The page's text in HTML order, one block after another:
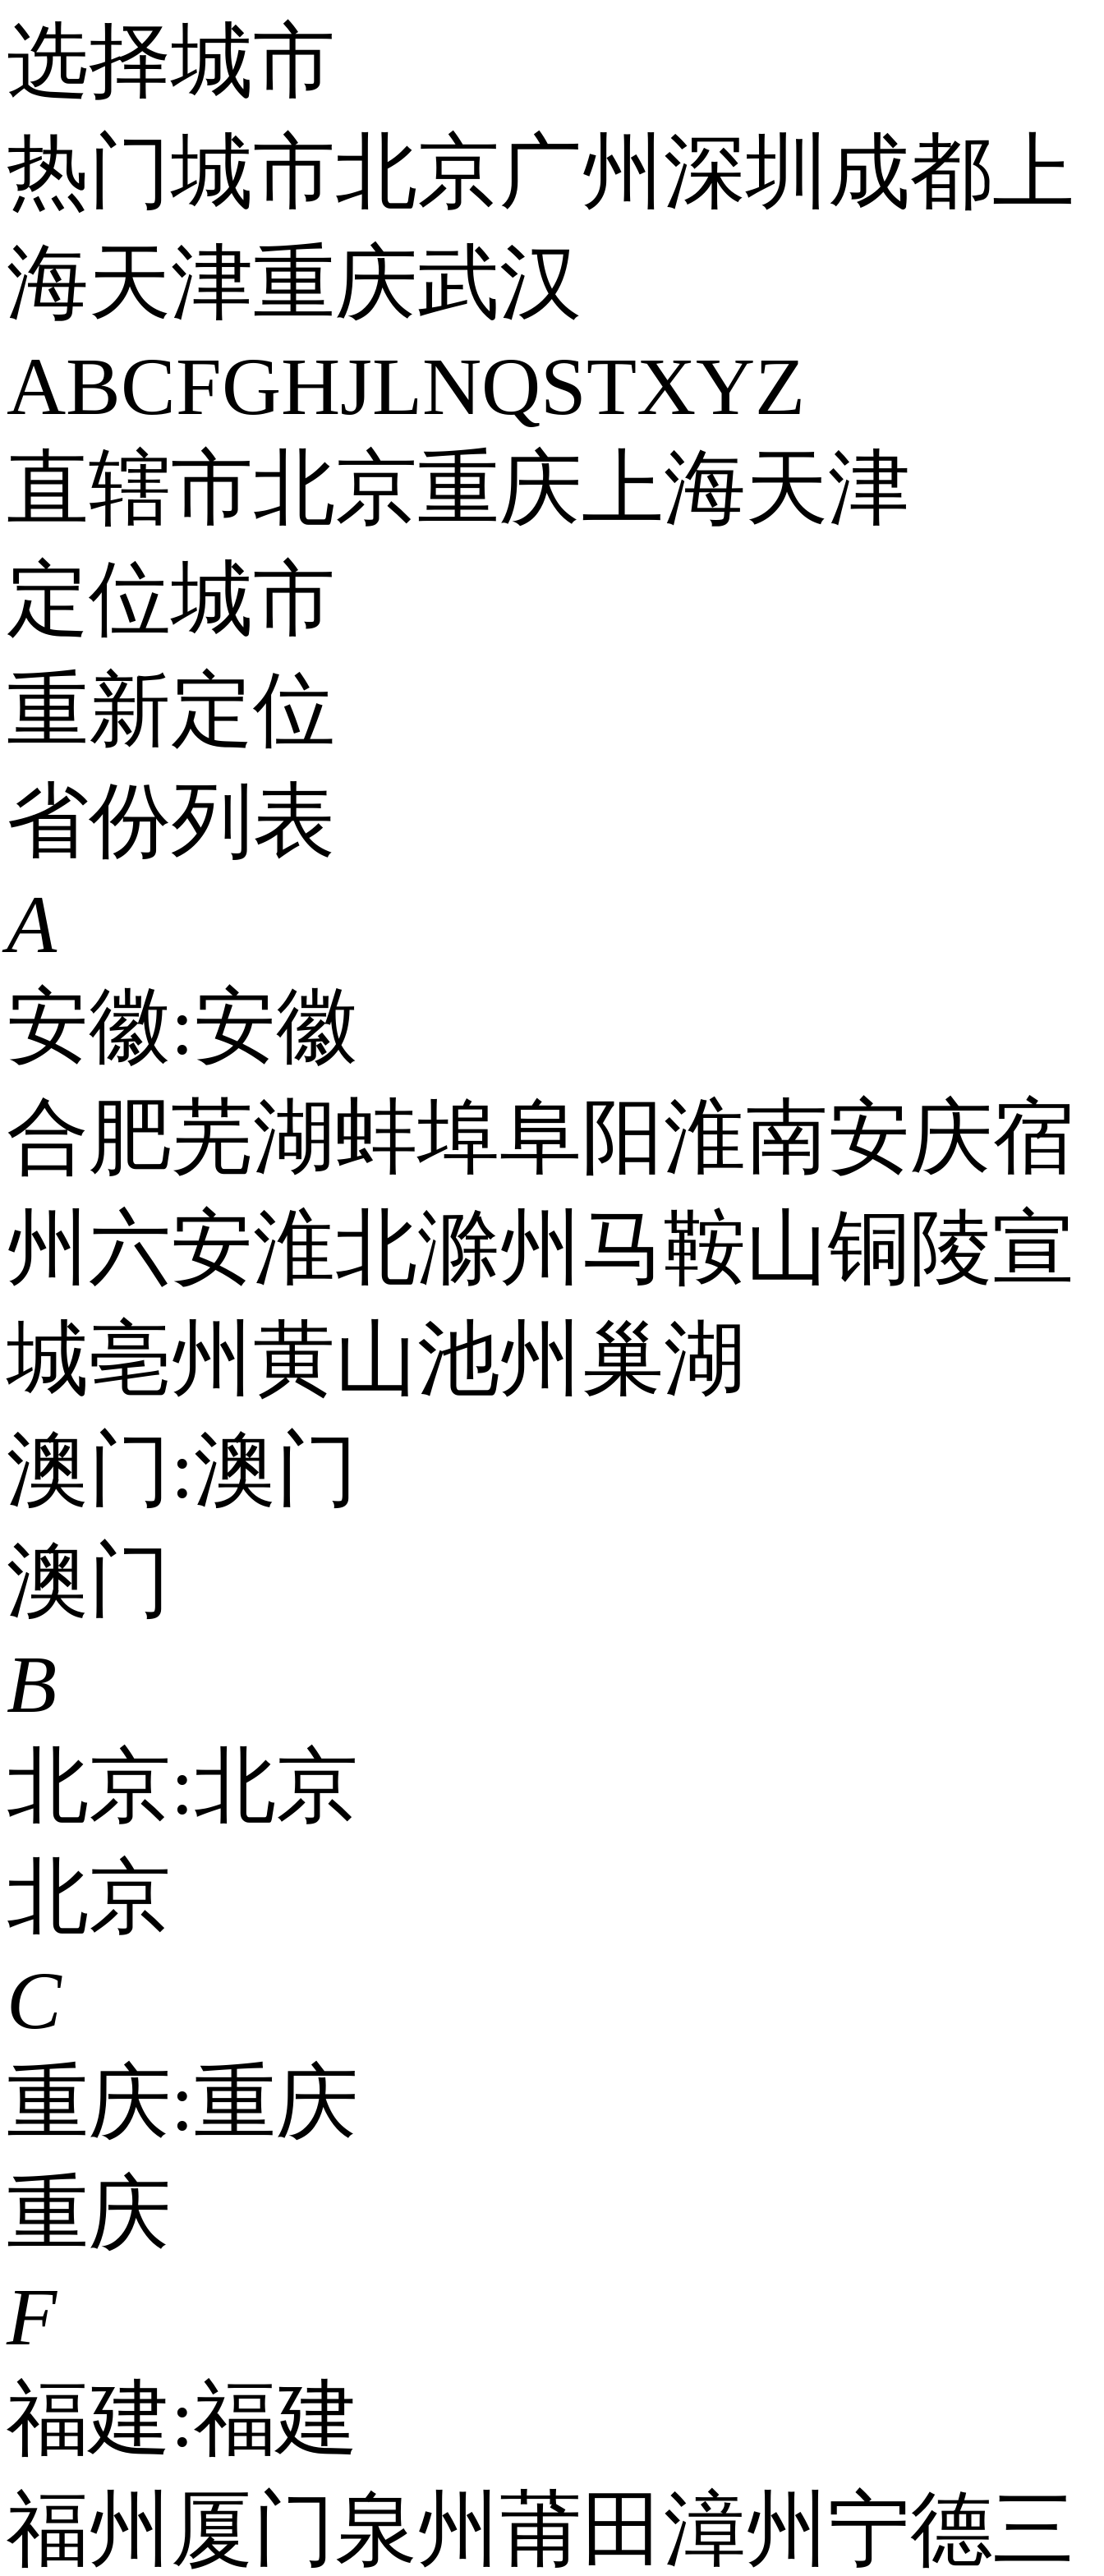
选择城市
热门城市北京广州 深圳 成都上
海天津重庆武汉
ABCFGHJLNQSTXYZ
直辖市北京重庆上海天津
定位城市
重新定位
省份列表
A
安徽:安徽
合肥芜湖蚌埠阜阳淮南安庆宿
州 六安淮北滁州 马鞍山铜陵宣
城亳州 黄山池州 巢湖
澳门:澳门
澳门
B
北京:北京
北京
C
重庆:重庆
重庆
F
福建:福建
福州 厦门泉州 莆田 漳州 宁德三